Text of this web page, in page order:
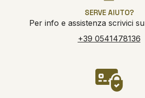
SERVE AIUTO?
Per info e assistenza scrivici su
+39 0541478136